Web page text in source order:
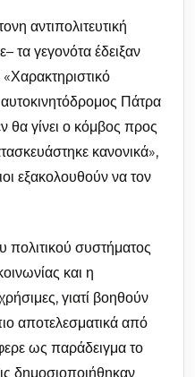
αντιπολιτευτική
τα γεγονότα έδειξαν
Πάτρα
γίνει ο κόμβος προς
κανονικά»,
εξακολουθούν να τον
πολιτικού συστήματος
και η
γιατί βοηθούν
αποτελεσματικά από
ως παράδειγμα το
δημοσιοποιήθηκαν